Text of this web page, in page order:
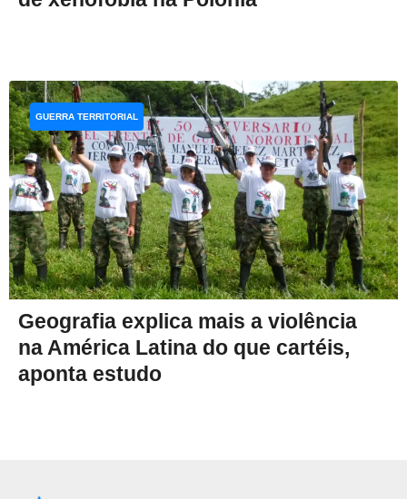
Geografia explica mais a violência
na América Latina do que cartéis,
aponta estudo
GUERRA TERRITORIAL